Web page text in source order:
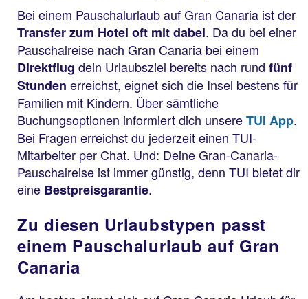
Bei einem Pauschalurlaub auf Gran Canaria ist der
Transfer zum Hotel oft mit dabei. Da du bei einer
Pauschalreise nach Gran Canaria bei einem
Direktflug dein Urlaubsziel bereits nach rund fünf
Stunden erreichst, eignet sich die Insel bestens für
Familien mit Kindern. Über sämtliche
Buchungsoptionen informiert dich unsereTUI App.
Bei Fragen erreichst du jederzeit einen TUI-
Mitarbeiter per Chat. Und: Deine Gran-Canaria-
Pauschalreise ist immer günstig, denn TUI bietet dir
eine Bestpreisgarantie.
Zu diesen Urlaubstypen passt
einem Pauschalurlaub auf Gran
Canaria